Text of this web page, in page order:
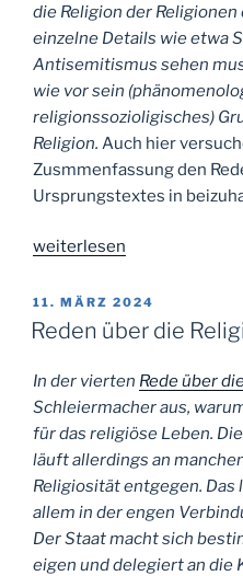
die Religion der Religionen
einzelne Details wie etwa
Antisemitismus sehen
wie vor sein
religionssozioligisches)
Religion. Auch hier
Zusmmenfassung den
Ursprungstextes in
„Reden
die
Religion
weiterlesen
VERÖFFENTLICHT
AM
11. MÄRZ 2024
Reden über die
In der vierten Rede über
Schleiermacher aus,
für das religiöse Leben.
läuft allerdings an
Religiosität entgegen.
allem in der engen
Der Staat macht sich
eigen und delegiert an die